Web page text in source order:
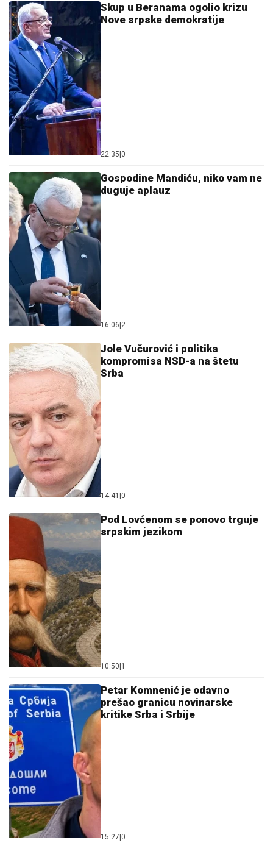
Skup u Beranama ogolio krizu
Nove srpske demokratije
22:35 0
Gospodine Mandiću, niko vam ne
duguje aplauz
16:06 2
Jole Vučurović i politika
kompromisa NSD-a na štetu
Srba
14:41 0
Pod Lovćenom se ponovo trguje
srpskim jezikom
10:50 1
Petar Komnenić je odavno
prešao granicu novinarske
kritike Srba i Srbije
15:27 0